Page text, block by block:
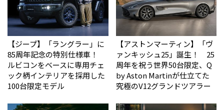
【ジープ】「ラングラー」に
85周年記念の特別仕様車！
ルビコンをベースに専用チェ
ック柄インテリアを採用した
100台限定モデル
【アストンマーティン】「ヴ
ァンキッシュ25」誕生！ 25
周年を祝う世界50台限定、Q
by Aston Martinが仕立てた
究極のV12グランドツアラー